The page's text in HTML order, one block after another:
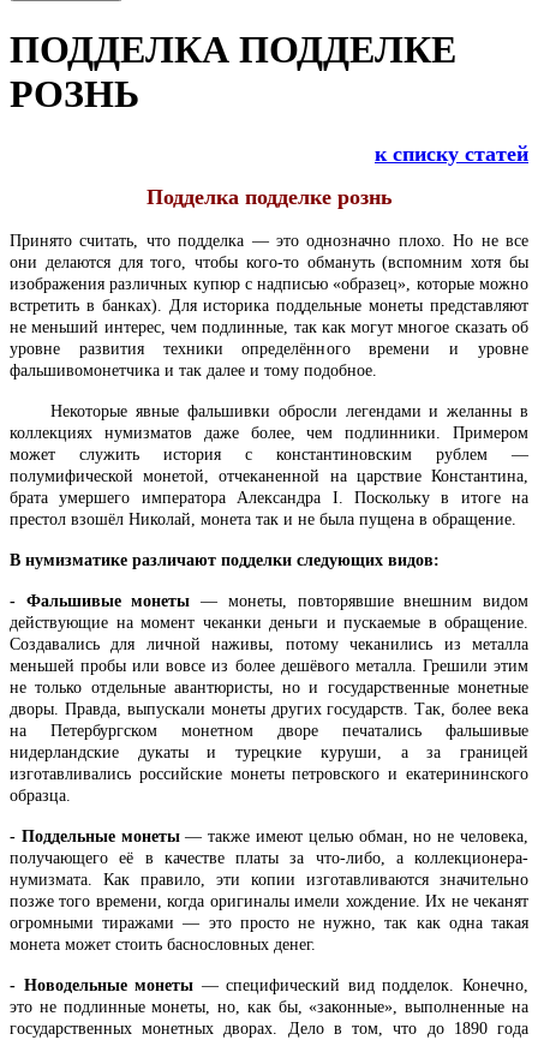
ПОДДЕЛКА ПОДДЕЛКЕ
РОЗНЬ
к списку статей
Подделка подделке рознь
Принято считать, что подделка — это однозначно плохо. Но не все
они делаются для того, чтобы кого-то обмануть (вспомним хотя бы
изображения различных купюр с надписью «образец», которые можно
встретить в банках). Для историка поддельные монеты представляют
не меньший интерес, чем подлинные, так как могут многое сказать об
уровне развития техники определённого времени и уровне
фальшивомонетчика и так далее и тому подобное.
Некоторые явные фальшивки обросли легендами и желанны в
коллекциях нумизматов даже более, чем подлинники. Примером
может служить история с константиновским рублем —
полумифической монетой, отчеканенной на царствие Константина,
брата умершего императора Александра I. Поскольку в итоге на
престол взошёл Николай, монета так и не была пущена в обращение.
В нумизматике различают подделки следующих видов:
- Фальшивые монеты — монеты, повторявшие внешним видом
действующие на момент чеканки деньги и пускаемые в обращение.
Создавались для личной наживы, потому чеканились из металла
меньшей пробы или вовсе из более дешёвого металла. Грешили этим
не только отдельные авантюристы, но и государственные монетные
дворы. Правда, выпускали монеты других государств. Так, более века
на Петербургском монетном дворе печатались фальшивые
нидерландские дукаты и турецкие куруши, а за границей
изготавливались российские монеты петровского и екатерининского
образца.
- Поддельные монеты— также имеют целью обман, но не человека,
получающего её в качестве платы за что-либо, а коллекционера-
нумизмата. Как правило, эти копии изготавливаются значительно
позже того времени, когда оригиналы имели хождение. Их не чеканят
огромными тиражами — это просто не нужно, так как одна такая
монета может стоить баснословных денег.
- Новодельные монеты — специфический вид подделок. Конечно,
это не подлинные монеты, но, как бы, «законные», выполненные на
государственных монетных дворах. Дело в том, что до 1890 года